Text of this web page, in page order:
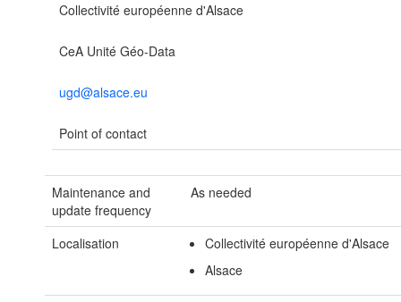
Collectivité européenne d'Alsace
CeA Unité Géo-Data
ugd@alsace.eu
Point of contact
Maintenance and
update frequency
As needed
Localisation
Collectivité européenne d'Alsace
Alsace